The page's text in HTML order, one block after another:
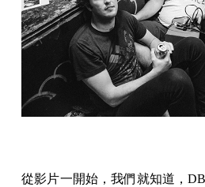
從影片一開始，我們就知道，